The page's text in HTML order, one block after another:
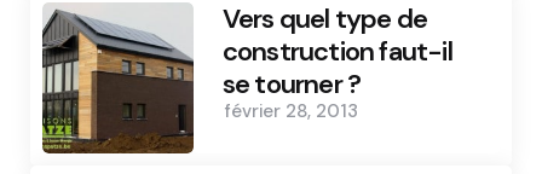
Vers quel type de
construction faut-il
se tourner ?
février 28, 2013